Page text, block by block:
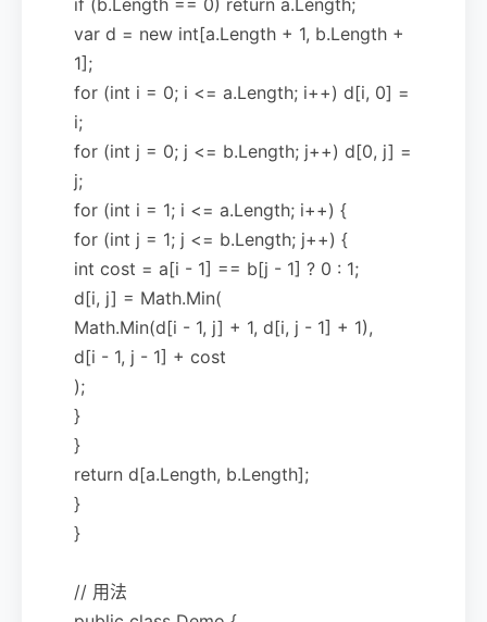
var d = new int[a.Length + 1, b.Length +
1];
for (int i = 0; i <= a.Length; i++) d[i, 0] =
i;
for (int j = 0; j <= b.Length; j++) d[0, j] =
j;
for (int i = 1; i <= a.Length; i++) {
for (int j = 1; j <= b.Length; j++) {
int cost = a[i - 1] == b[j - 1] ? 0 : 1;
d[i, j] = Math.Min(
Math.Min(d[i - 1, j] + 1, d[i, j - 1] + 1),
d[i - 1, j - 1] + cost
);
}
}
return d[a.Length, b.Length];
}
}
// 用法